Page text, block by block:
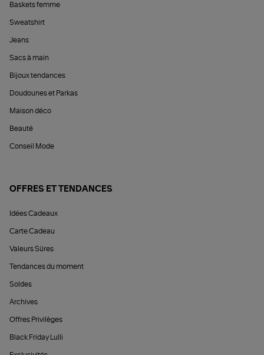
Baskets femme
Sweatshirt
Jeans
Sacs à main
Bijoux tendances
Doudounes et Parkas
Maison déco
Beauté
Conseil Mode
OFFRES ET TENDANCES
Idées Cadeaux
Carte Cadeau
Valeurs Sûres
Tendances du moment
Soldes
Archives
Offres Privilèges
Black Friday Lulli